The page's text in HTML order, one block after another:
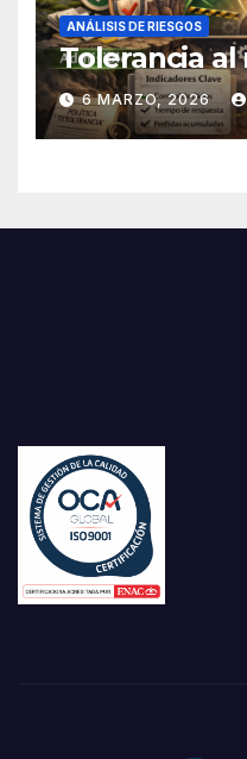
ANÁLISIS DE RIESGOS
Tolerancia al
6 MARZO, 2026